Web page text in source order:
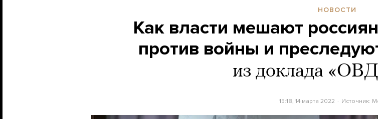
НОВОСТИ
Как власти мешают
против войны и
из доклада
15:18, 14 марта 2022 Источник: